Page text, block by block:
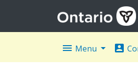
menu Menu account_box